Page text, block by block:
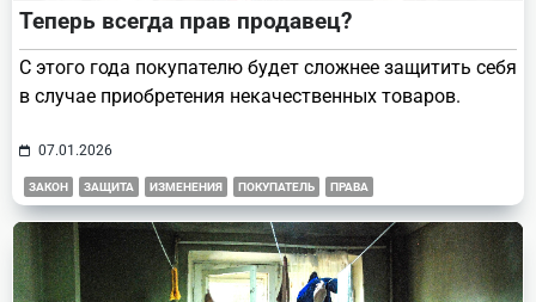
Теперь всегда прав продавец?
С этого года покупателю будет сложнее защитить себя
в случае приобретения некачественных товаров.
07.01.2026
ЗАКОН ЗАЩИТА ИЗМЕНЕНИЯ ПОКУПАТЕЛЬ ПРАВА